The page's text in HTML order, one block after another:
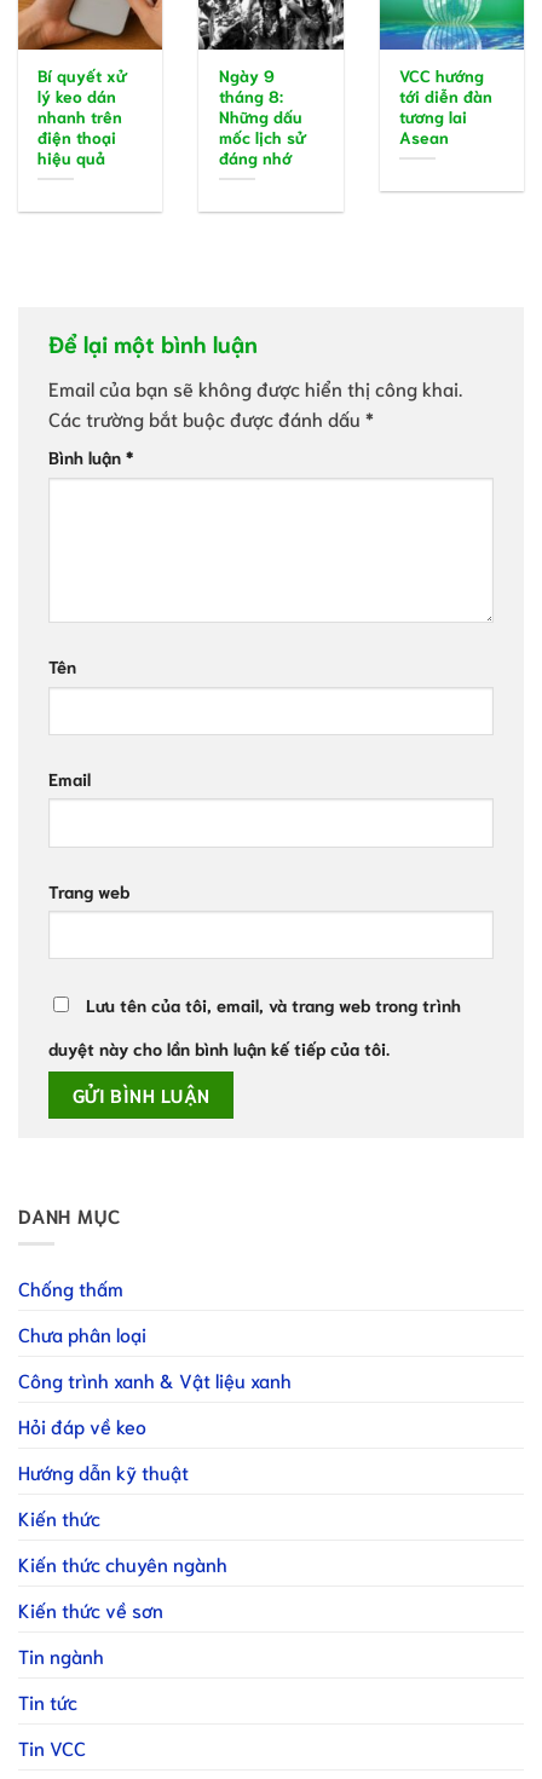
Bí quyết xử
lý keo dán
nhanh trên
điện thoại
hiệu quả
Ngày 9
tháng 8:
Những dấu
mốc lịch sử
đáng nhớ
VCC hướng
tới diễn đàn
tương lai
Asean
Để lại một bình luận
Email của bạn sẽ không được hiển thị công khai.
Các trường bắt buộc được đánh dấu *
Bình luận *
Tên
Email
Trang web
Lưu tên của tôi, email, và trang web trong trình
duyệt này cho lần bình luận kế tiếp của tôi.
DANH MỤC
Chống thấm
Chưa phân loại
Công trình xanh & Vật liệu xanh
Hỏi đáp về keo
Hướng dẫn kỹ thuật
Kiến thức
Kiến thức chuyên ngành
Kiến thức về sơn
Tin ngành
Tin tức
Tin VCC